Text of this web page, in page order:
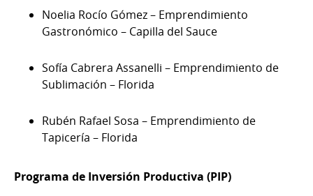
Noelia Rocío Gómez – Emprendimiento
Gastronómico – Capilla del Sauce
Sofía Cabrera Assanelli – Emprendimiento de
Sublimación – Florida
Rubén Rafael Sosa – Emprendimiento de
Tapicería – Florida
Programa de Inversión Productiva (PIP)